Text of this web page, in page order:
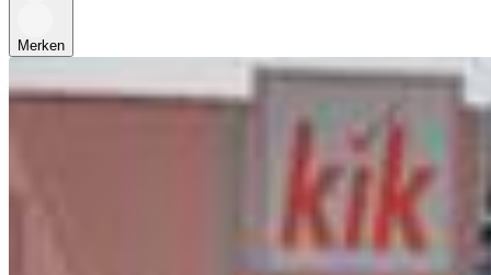
Merken